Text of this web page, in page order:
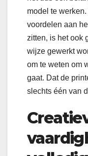
model te
voordelen aan
zitten, is het ook
wijze gewerkt
om te weten om
gaat. Dat de
slechts één van